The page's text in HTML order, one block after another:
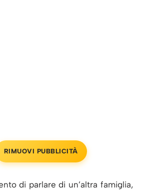
RIMUOVI PUBBLICITÀ
di parlare di un’altra famiglia,